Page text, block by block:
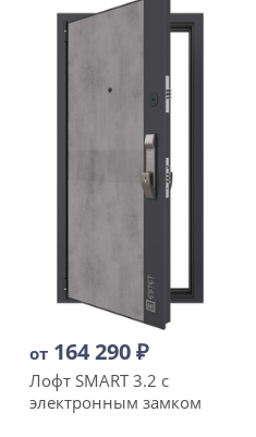
от 164 290₽
Лофт SMART 3.2 с
электронным замком